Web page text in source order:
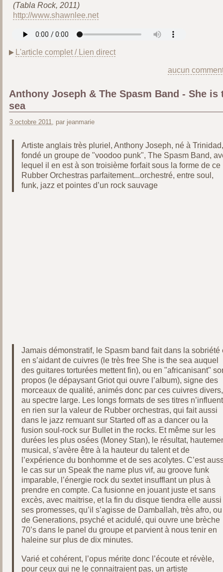
(Tabla Rock, 2011)
http://www.shawnlee.net
L'article complet / Lien direct
aucun
Anthony Joseph & The Spasm Band - She is
sea
3 octobre 2011 , par jeanmarie
Artiste anglais très pluriel, Anthony Joseph, né à
fondé un groupe de "voodoo punk", The Spasm Band,
lequel il en est à son troisième forfait sous la forme de ce
Rubber Orchestras parfaitement...orchestré, entre soul,
funk, jazz et pointes d’un rock sauvage
Jamais démonstratif, le Spasm band fait dans la sobriété
en s’aidant de cuivres (le très free She is the sea auquel
des guitares torturées mettent fin), ou en "africanisant"
propos (le dépaysant Griot qui ouvre l’album), signe des
morceaux de qualité, animés donc par ces cuivres divers,
au spectre large. Les longs formats de ses titres n’influent
en rien sur la valeur de Rubber orchestras, qui fait aussi
dans le jazz remuant sur Started off as a dancer ou la
fusion soul-rock sur Bullet in the rocks. Et même sur les
durées les plus osées (Money Stan), le résultat,
musical, s’avère être à la hauteur du talent et de
l’expérience du bonhomme et de ses acolytes. C’est
le cas sur un Speak the name plus vif, au groove funk
imparable, l’énergie rock du sextet insufflant un plus à
prendre en compte. Ca fusionne en jouant juste et sans
excès, avec maitrise, et la fin du disque tiendra elle aussi
ses promesses, qu’il s’agisse de Damballah, très afro, ou
de Generations, psyché et acidulé, qui ouvre une brèche
70’s dans le panel du groupe et parvient à nous tenir en
haleine sur plus de dix minutes.
Varié et cohérent, l’opus mérite donc l’écoute et révèle,
pour ceux qui ne le connaitraient pas, un artiste